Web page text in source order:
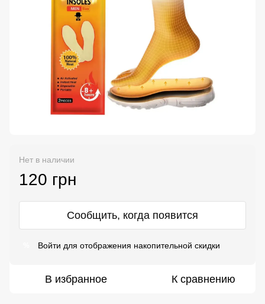
Нет в наличии
120 грн
Сообщить, когда появится
Войти для отображения накопительной скидки
В избранное К сравнению